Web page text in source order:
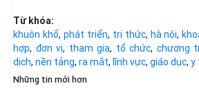
Từ khóa:
khuôn khổ, phát triển, tri thức, hà nội,
hợp, đơn vị, tham gia, tổ chức, chương
dịch, nền tảng, ra mắt, lĩnh vực, giáo dục, y
Những tin mới hơn